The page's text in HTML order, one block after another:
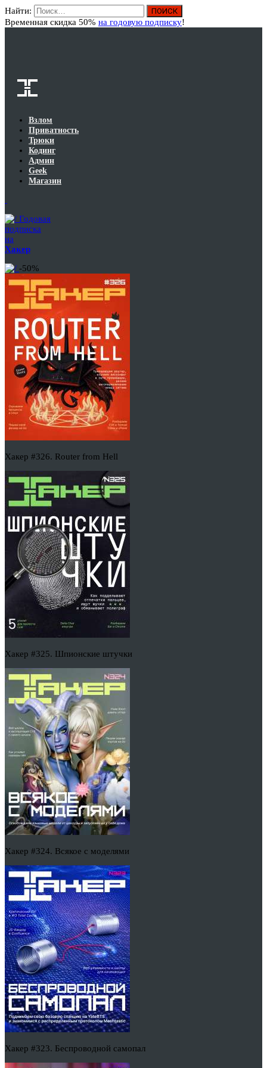
Найти:
Временная скидка 50% на годовую подписку!
Взлом
Приватность
Трюки
Кодинг
Админ
Geek
Магазин
Годовая
подписка
на
Хакер
-50%
Хакер #326. Router from Hell
Хакер #325. Шпионские штучки
Хакер #324. Всякое с моделями
Хакер #323. Беспроводной самопал